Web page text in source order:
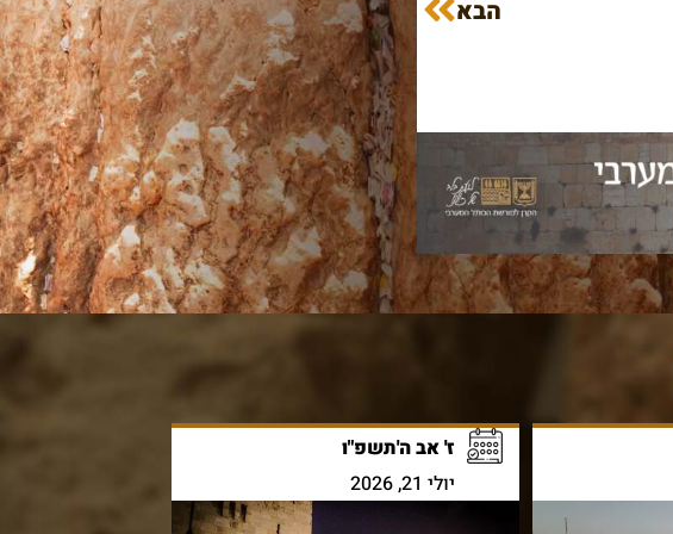
הבא
ז' אב ה'תשפ"ו
יולי 21, 2026